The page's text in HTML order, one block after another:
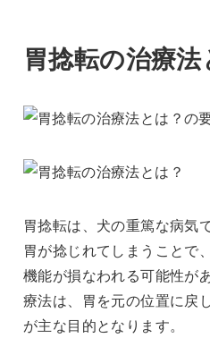
胃捻転の治療法
胃捻転は、犬の重篤な病気
胃が捻じれてしまうことで
機能が損なわれる可能性が
療法は、胃を元の位置に戻
が主な目的となります。